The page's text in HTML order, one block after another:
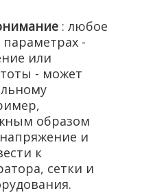
: любое
-
или
- может
образом
и
к
сетки и